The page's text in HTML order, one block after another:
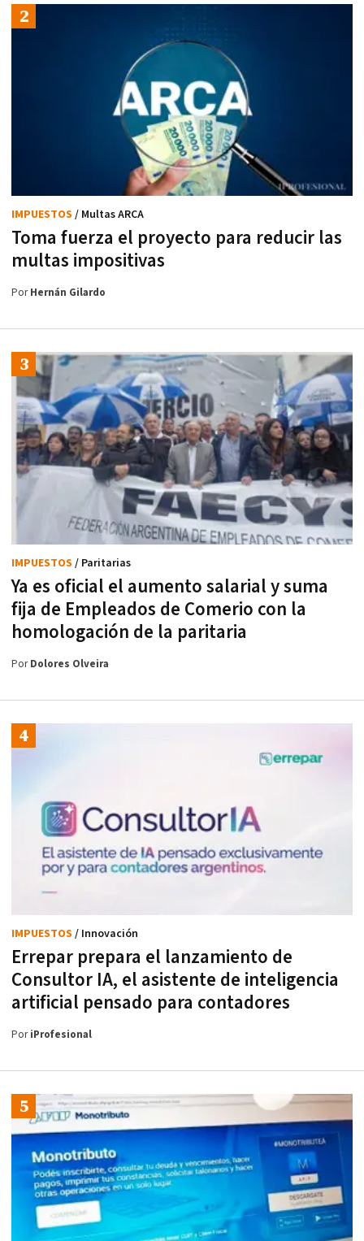
Toma fuerza el proyecto para reducir las
multas impositivas
IMPUESTOS / Multas ARCA
PorHernán Gilardo
Ya es oficial el aumento salarial y suma
fija de Empleados de Comerio con la
homologación de la paritaria
IMPUESTOS / Paritarias
PorDolores Olveira
Errepar prepara el lanzamiento de
Consultor IA, el asistente de inteligencia
artificial pensado para contadores
IMPUESTOS / Innovación
PoriProfesional